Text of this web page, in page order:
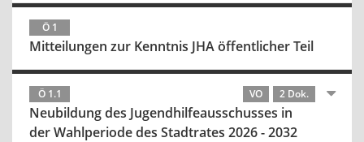
Ö 1
Mitteilungen zur Kenntnis JHA öffentlicher Teil
Ö 1.1 VO 2 Dok.
Neubildung des Jugendhilfeausschusses in
der Wahlperiode des Stadtrates 2026 - 2032